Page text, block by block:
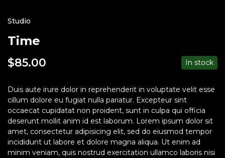
Studio
Time
$85.00 In stock
Duis aute irure dolor in reprehenderit in voluptate velit esse
cillum dolore eu fugiat nulla pariatur. Excepteur sint
occaecat cupidatat non proident, sunt in culpa qui officia
deserunt mollit anim id est laborum. Lorem ipsum dolor sit
amet, consectetur adipisicing elit, sed do eiusmod tempor
incididunt ut labore et dolore magna aliqua. Ut enim ad
minim veniam, quis nostrud exercitation ullamco laboris nisi